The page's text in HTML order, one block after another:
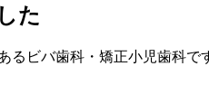
た
るビバ歯科・矯正小児歯科で